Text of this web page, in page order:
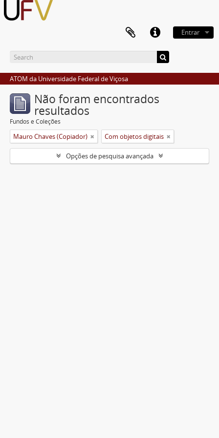
Entrar
ATOM da Universidade Federal de Viçosa
Não foram encontrados
resultados
Fundos e Coleções
Mauro Chaves (Copiador) Com objetos digitais
Opções de pesquisa avançada